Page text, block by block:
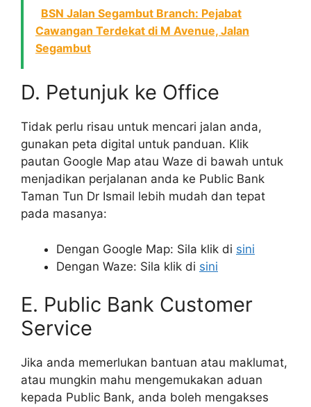
BSN Jalan Segambut Branch: Pejabat
Cawangan Terdekat di M Avenue, Jalan
Segambut
D. Petunjuk ke Office
Tidak perlu risau untuk mencari jalan anda,
gunakan peta digital untuk panduan. Klik
pautan Google Map atau Waze di bawah untuk
menjadikan perjalanan anda ke Public Bank
Taman Tun Dr Ismail lebih mudah dan tepat
pada masanya:
Dengan Google Map: Sila klik di sini
Dengan Waze: Sila klik di sini
E. Public Bank Customer
Service
Jika anda memerlukan bantuan atau maklumat,
atau mungkin mahu mengemukakan aduan
kepada Public Bank, anda boleh mengakses